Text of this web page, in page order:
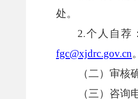
处。
2.个人自荐
fgc@xjdrc.gov.cn。
（二）审核
（三）咨询